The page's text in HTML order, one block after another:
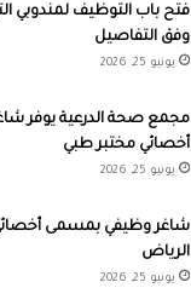
فتح باب التوظيف لمندوبي
وفق التفاصيل
يونيو 25, 2026
مجمع صحة الدرعية يوفر
أخصائي مختبر طبي
يونيو 25, 2026
شاغر وظيفي بمسمى
الرياض
يونيو 25, 2026